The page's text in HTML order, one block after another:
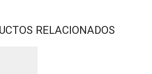
RELACIONADOS